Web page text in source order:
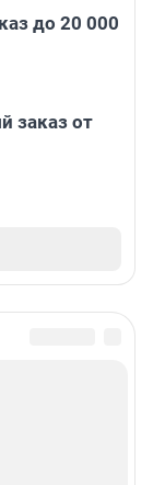
до 20 000
заказ от